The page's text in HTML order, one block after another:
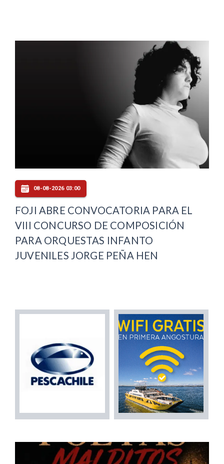
08-08-2026 03:00
FOJI ABRE CONVOCATORIA PARA EL
VIII CONCURSO DE COMPOSICIÓN
PARA ORQUESTAS INFANTO
JUVENILES JORGE PEÑA HEN